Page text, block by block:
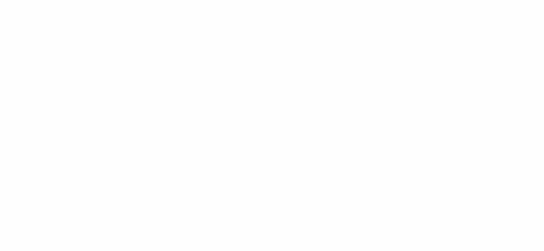
№ 264-ФЗ
13 статьи 3 Федерального закона «О внесении